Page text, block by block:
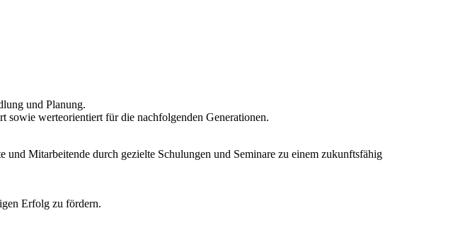
und Planung.
sowie werteorientiert für die nachfolgenden Generationen.
Mitarbeitende durch gezielte Schulungen und Seminare zu einem zukunftsfähig
Erfolg zu fördern.